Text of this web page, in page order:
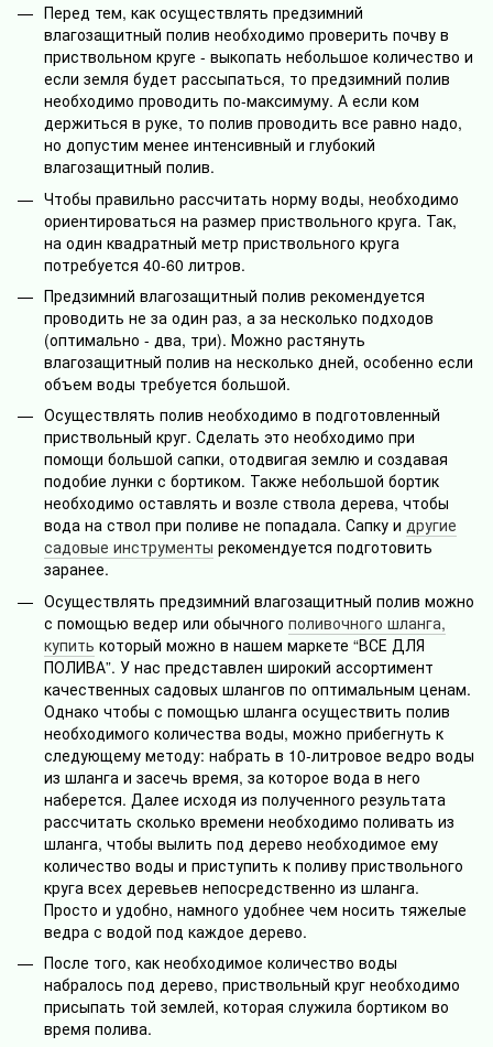
Перед тем, как осуществлять предзимний
влагозащитный полив необходимо проверить почву в
приствольном круге - выкопать небольшое количество и
если земля будет рассыпаться, то предзимний полив
необходимо проводить по-максимуму. А если ком
держиться в руке, то полив проводить все равно надо,
но допустим менее интенсивный и глубокий
влагозащитный полив.
Чтобы правильно рассчитать норму воды, необходимо
ориентироваться на размер приствольного круга. Так,
на один квадратный метр приствольного круга
потребуется 40-60 литров.
Предзимний влагозащитный полив рекомендуется
проводить не за один раз, а за несколько подходов
(оптимально - два, три). Можно растянуть
влагозащитный полив на несколько дней, особенно если
объем воды требуется большой.
Осуществлять полив необходимо в подготовленный
приствольный круг. Сделать это необходимо при
помощи большой сапки, отодвигая землю и создавая
подобие лунки с бортиком. Также небольшой бортик
необходимо оставлять и возле ствола дерева, чтобы
вода на ствол при поливе не попадала. Сапку и другие
садовые инструменты рекомендуется подготовить
заранее.
Осуществлять предзимний влагозащитный полив можно
с помощью ведер или обычного поливочного шланга,
купить который можно в нашем маркете “ВСЕ ДЛЯ
ПОЛИВА”. У нас представлен широкий ассортимент
качественных садовых шлангов по оптимальным ценам.
Однако чтобы с помощью шланга осуществить полив
необходимого количества воды, можно прибегнуть к
следующему методу: набрать в 10-литровое ведро воды
из шланга и засечь время, за которое вода в него
наберется. Далее исходя из полученного результата
рассчитать сколько времени необходимо поливать из
шланга, чтобы вылить под дерево необходимое ему
количество воды и приступить к поливу приствольного
круга всех деревьев непосредственно из шланга.
Просто и удобно, намного удобнее чем носить тяжелые
ведра с водой под каждое дерево.
После того, как необходимое количество воды
набралось под дерево, приствольный круг необходимо
присыпать той землей, которая служила бортиком во
время полива.